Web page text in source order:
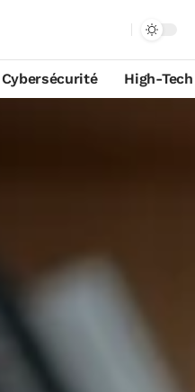
Cybersécurité High-Tech